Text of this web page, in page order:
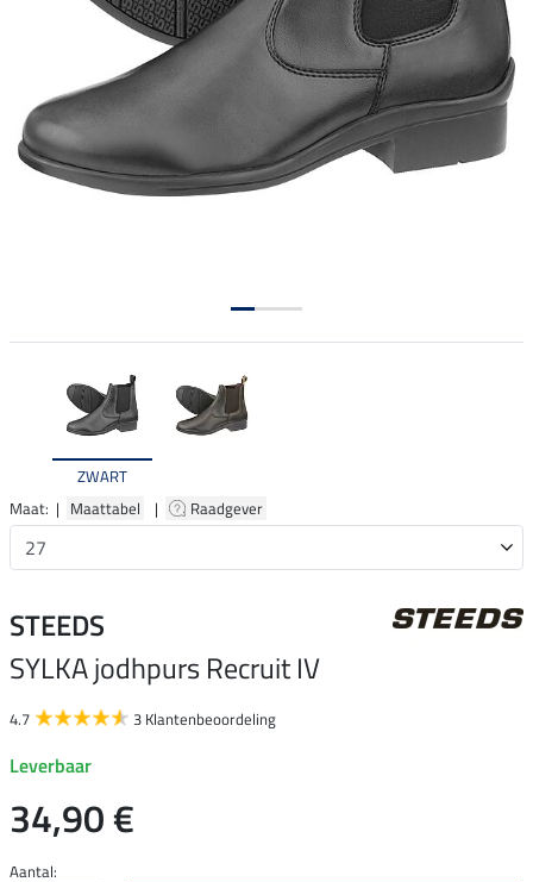
ZWART
Maat: | Maattabel | Raadgever
STEEDS
SYLKA jodhpurs Recruit IV
4.7 3 Klantenbeoordeling
Leverbaar
34,90 €
Aantal: